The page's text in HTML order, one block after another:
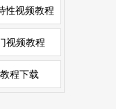
性视频教程
视频教程
程下载